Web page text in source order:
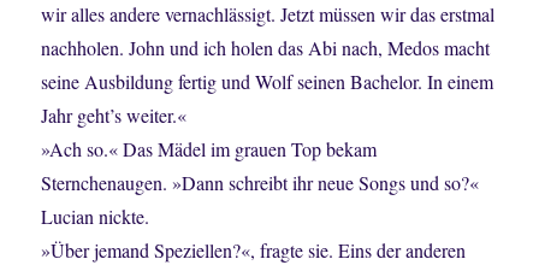
wir alles andere vernachlässigt. Jetzt müssen wir das erstmal
nachholen. John und ich holen das Abi nach, Medos macht
seine Ausbildung fertig und Wolf seinen Bachelor. In einem
Jahr geht’s weiter.«
»Ach so.« Das Mädel im grauen Top bekam
Sternchenaugen. »Dann schreibt ihr neue Songs und so?«
Lucian nickte.
»Über jemand Speziellen?«, fragte sie. Eins der anderen